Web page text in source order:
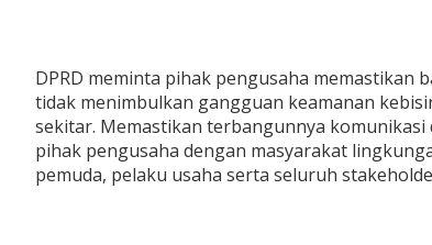
‎DPRD meminta pihak pengusaha memastikan
tidak menimbulkan gangguan keamanan
sekitar. Memastikan terbangunnya
pihak pengusaha dengan masyarakat
pemuda, pelaku usaha serta seluruh